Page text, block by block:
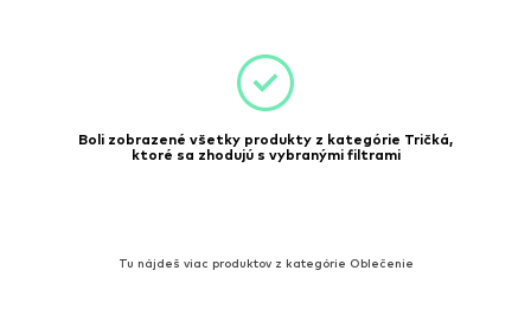
Boli zobrazené všetky produkty z kategórie Tričká,
ktoré sa zhodujú s vybranými filtrami
Tu nájdeš viac produktov z kategórie Oblečenie